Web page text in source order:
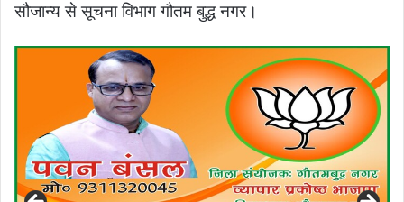
सौजान्य से सूचना विभाग गौतम बुद्ध नगर।